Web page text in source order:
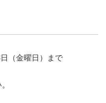
（金曜日）まで